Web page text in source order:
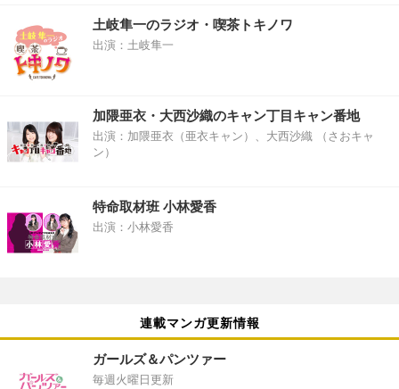
土岐隼一のラジオ・喫茶トキノワ
出演：土岐隼一
加隈亜衣・大西沙織のキャン丁目キャン番地
出演：加隈亜衣（亜衣キャン）、大西沙織 （さおキャ
ン）
特命取材班 小林愛香
出演：小林愛香
連載マンガ更新情報
ガールズ＆パンツァー
毎週火曜日更新